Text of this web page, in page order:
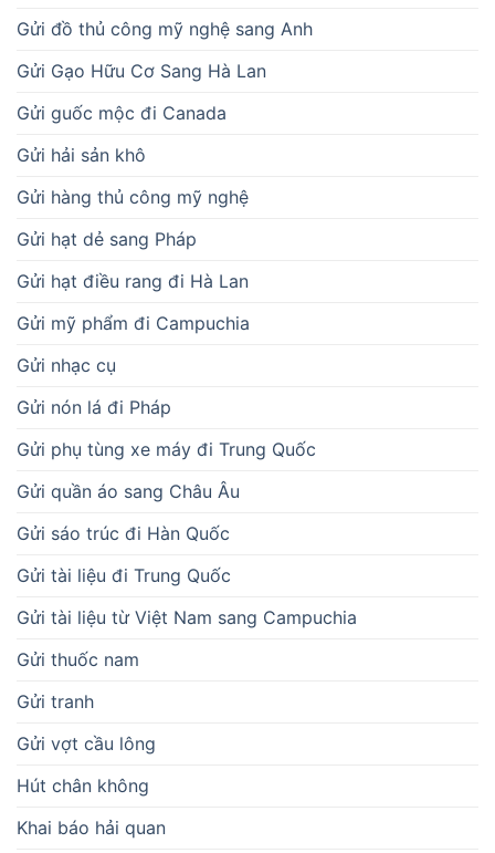
Gửi đồ thủ công mỹ nghệ sang Anh
Gửi Gạo Hữu Cơ Sang Hà Lan
Gửi guốc mộc đi Canada
Gửi hải sản khô
Gửi hàng thủ công mỹ nghệ
Gửi hạt dẻ sang Pháp
Gửi hạt điều rang đi Hà Lan
Gửi mỹ phẩm đi Campuchia
Gửi nhạc cụ
Gửi nón lá đi Pháp
Gửi phụ tùng xe máy đi Trung Quốc
Gửi quần áo sang Châu Âu
Gửi sáo trúc đi Hàn Quốc
Gửi tài liệu đi Trung Quốc
Gửi tài liệu từ Việt Nam sang Campuchia
Gửi thuốc nam
Gửi tranh
Gửi vợt cầu lông
Hút chân không
Khai báo hải quan